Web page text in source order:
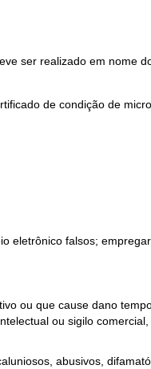
ser realizado em nome
de condição de
eletrônico falsos;
ou que cause dano
ou sigilo
abusivos,